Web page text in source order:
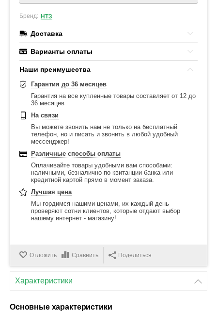
Бренд: НТЗ
Доставка
Варианты оплаты
Наши преимушества
Гарантия до 36 месяцев
Гарантия на все купленные товары составляет от 12 до
36 месяцев
На связи
Вы можете звонить нам не только на бесплатный
телефон, но и писать и звонить в любой удобный
мессенджер!
Различные способы оплаты
Оплачивайте товары удобными вам способами:
наличными, безналично по квитанции банка или
кредитной картой прямо в момент заказа.
Лучшая цена
Мы гордимся нашими ценами, их каждый день
проверяют сотни клиентов, которые отдают выбор
нашему интернет - магазину!
Отложить Сравнить Поделиться
Характеристики
Основные характеристики